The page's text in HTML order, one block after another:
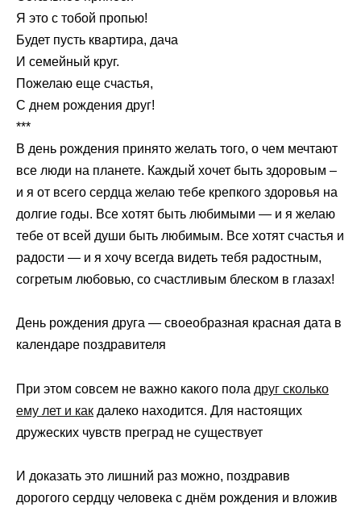
Я это с тобой пропью!
Будет пусть квартира, дача
И семейный круг.
Пожелаю еще счастья,
С днем рождения друг!
***
В день рождения принято желать того, о чем мечтают
все люди на планете. Каждый хочет быть здоровым –
и я от всего сердца желаю тебе крепкого здоровья на
долгие годы. Все хотят быть любимыми — и я желаю
тебе от всей души быть любимым. Все хотят счастья и
радости — и я хочу всегда видеть тебя радостным,
согретым любовью, со счастливым блеском в глазах!
День рождения друга — своеобразная красная дата в
календаре поздравителя
При этом совсем не важно какого пола друг сколько
ему лет и как далеко находится. Для настоящих
дружеских чувств преград не существует
И доказать это лишний раз можно, поздравив
дорогого сердцу человека с днём рождения и вложив